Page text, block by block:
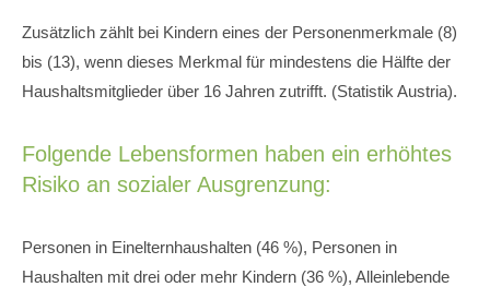
Zusätzlich zählt bei Kindern eines der Personenmerkmale (8)
bis (13), wenn dieses Merkmal für mindestens die Hälfte der
Haushaltsmitglieder über 16 Jahren zutrifft. (Statistik Austria).
Folgende Lebensformen haben ein erhöhtes
Risiko an sozialer Ausgrenzung:
Personen in Einelternhaushalten (46 %), Personen in
Haushalten mit drei oder mehr Kindern (36 %), Alleinlebende